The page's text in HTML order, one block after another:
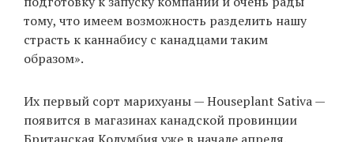
тому, что имеем возможность разделить нашу
страсть к каннабису с канадцами таким
образом».
Их первый сорт марихуаны — Houseplant Sativa —
появится в магазинах канадской провинции